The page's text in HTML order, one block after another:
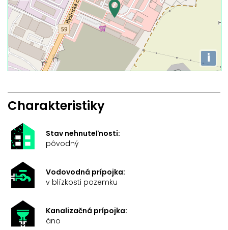
i
Charakteristiky
Stav nehnuteľnosti:
pôvodný
Vodovodná prípojka:
v blízkosti pozemku
Kanalizačná prípojka:
áno